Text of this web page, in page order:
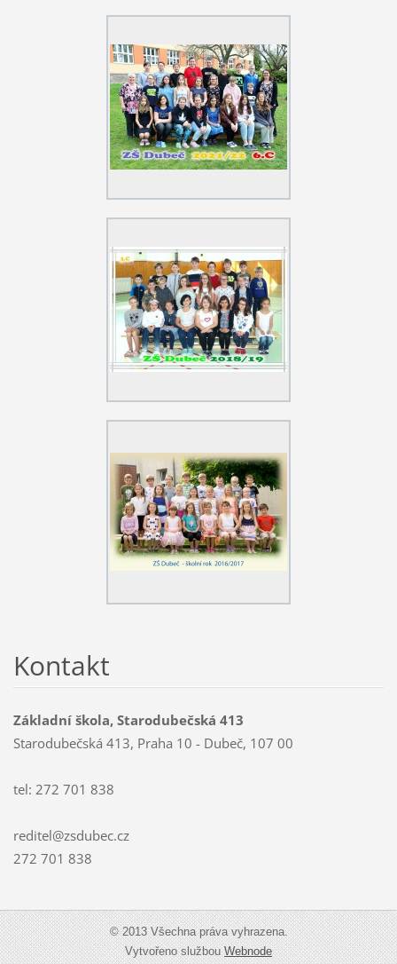
Kontakt
Základní škola, Starodubečská 413
Starodubečská 413, Praha 10 - Dubeč, 107 00
tel: 272 701 838
reditel@zsdubec.cz
272 701 838
© 2013 Všechna práva vyhrazena.
Vytvořeno službouWebnode